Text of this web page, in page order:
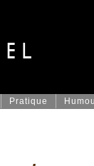
Pratique